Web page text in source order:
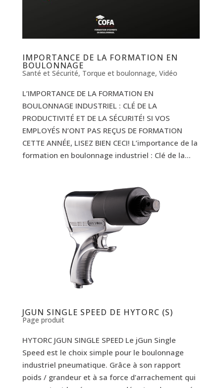
IMPORTANCE DE LA FORMATION EN
BOULONNAGE
Santé et Sécurité, Torque et boulonnage, Vidéo
L’IMPORTANCE DE LA FORMATION EN
BOULONNAGE INDUSTRIEL : CLÉ DE LA
PRODUCTIVITÉ ET DE LA SÉCURITÉ! SI VOS
EMPLOYÉS N’ONT PAS REÇUS DE FORMATION
CETTE ANNÉE, LISEZ BIEN CECI! L’importance de la
formation en boulonnage industriel : Clé de la...
JGUN SINGLE SPEED DE HYTORC (S)
Page produit
HYTORC JGUN SINGLE SPEED Le jGun Single
Speed est le choix simple pour le boulonnage
industriel pneumatique. Grâce à son rapport
poids / grandeur et à sa force d’arrachement qui